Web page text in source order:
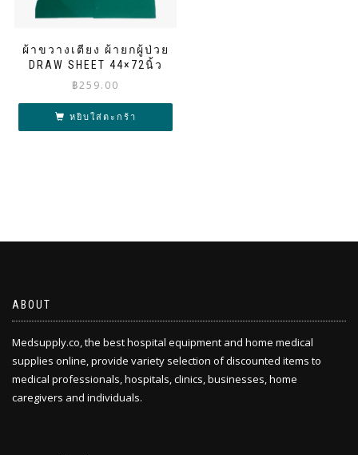
ผ้าขวางเตียง ผ้ายกผู้ป่วย
DRAW SHEET 44×72นิ้ว
฿259.00
หยิบใส่ตะกร้า
ABOUT
Medsupply.co, the best hospital equipment and home medical
supplies online, provide variety selection of discounted items to
medical professionals, hospitals, clinics, businesses, home
caregivers and individuals.